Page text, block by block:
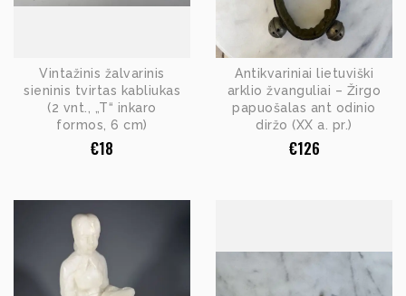
Vintažinis žalvarinis
sieninis tvirtas kabliukas
(2 vnt., „T“ inkaro
formos, 6 cm)
€18
Antikvariniai lietuviški
arklio žvanguliai – Žirgo
papuošalas ant odinio
diržo (XX a. pr.)
€126